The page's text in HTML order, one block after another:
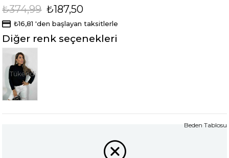
₺374,99 ₺187,50
₺16,81 'den başlayan taksitlerle
Diğer renk seçenekleri
Tükendi
Beden Tablosu